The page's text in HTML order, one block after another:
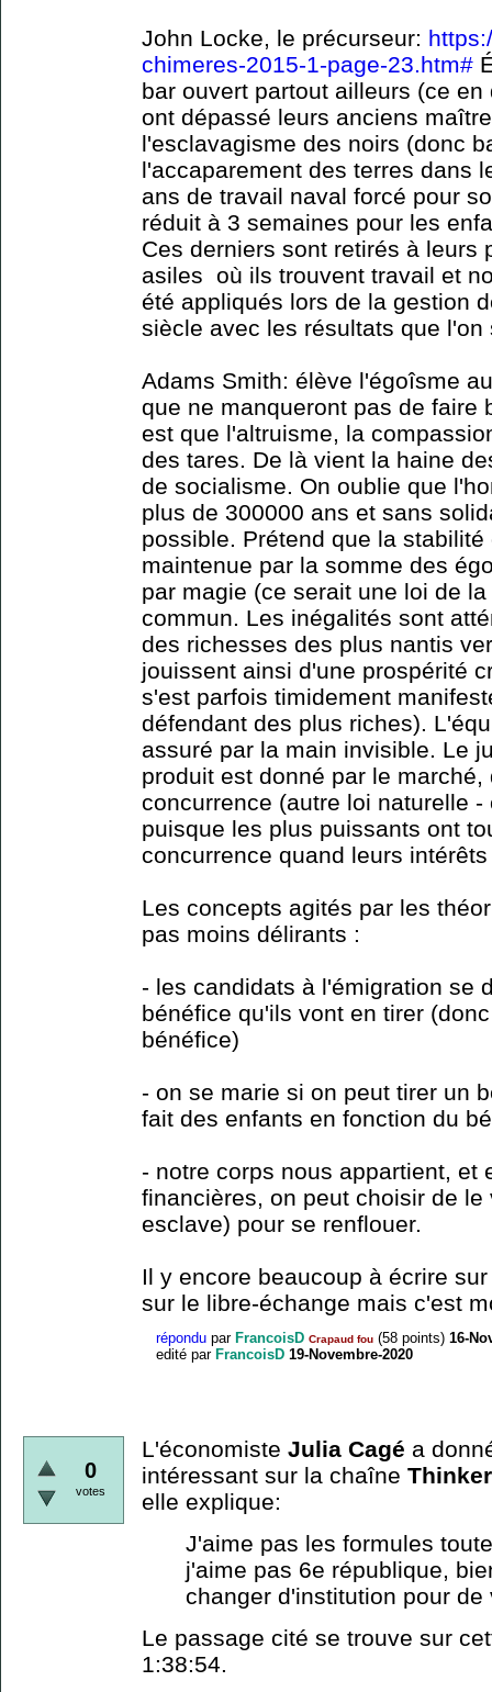
John Locke, le précurseur:
chimeres-2015-1-page-23.htm#
bar ouvert partout ailleurs (ce
ont dépassé leurs anciens
l'esclavagisme des noirs (donc
l'accaparement des terres dans
ans de travail naval forcé pour
réduit à 3 semaines pour les
Ces derniers sont retirés à leurs
asiles où ils trouvent travail et
été appliqués lors de la gestion
siècle avec les résultats que l'on
Adams Smith: élève l'égoîsme
que ne manqueront pas de faire
est que l'altruisme, la
des tares. De là vient la haine
de socialisme. On oublie que
plus de 300000 ans et sans
possible. Prétend que la
maintenue par la somme des
par magie (ce serait une loi de
commun. Les inégalités sont
des richesses des plus nantis
jouissent ainsi d'une prospérité
s'est parfois timidement
défendant des plus riches).
assuré par la main invisible. Le
produit est donné par le
concurrence (autre loi naturelle
puisque les plus puissants ont
concurrence quand leurs
Les concepts agités par les
pas moins délirants :
- les candidats à l'émigration se
bénéfice qu'ils vont en tirer
bénéfice)
- on se marie si on peut tirer un
fait des enfants en fonction du
- notre corps nous appartient, et
financières, on peut choisir de
esclave) pour se renflouer.
Il y encore beaucoup à écrire
sur le libre-échange mais c'est
répondu par FrancoisD Crapaud fou (58 points) 16-
edité par FrancoisD 19-Novembre-2020
0
votes
L'économiste Julia Cagé a
intéressant sur la chaîne
elle explique:
J'aime pas les formules
j'aime pas 6e république,
changer d'institution pour de
Le passage cité se trouve sur
1:38:54.